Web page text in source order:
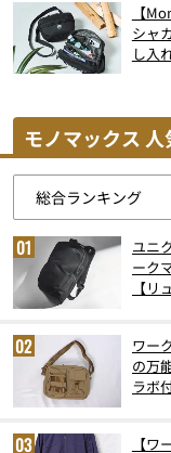
【
シャ
し入
モノマックス
ユニ
ーク
【
ワー
の万
ラボ
【